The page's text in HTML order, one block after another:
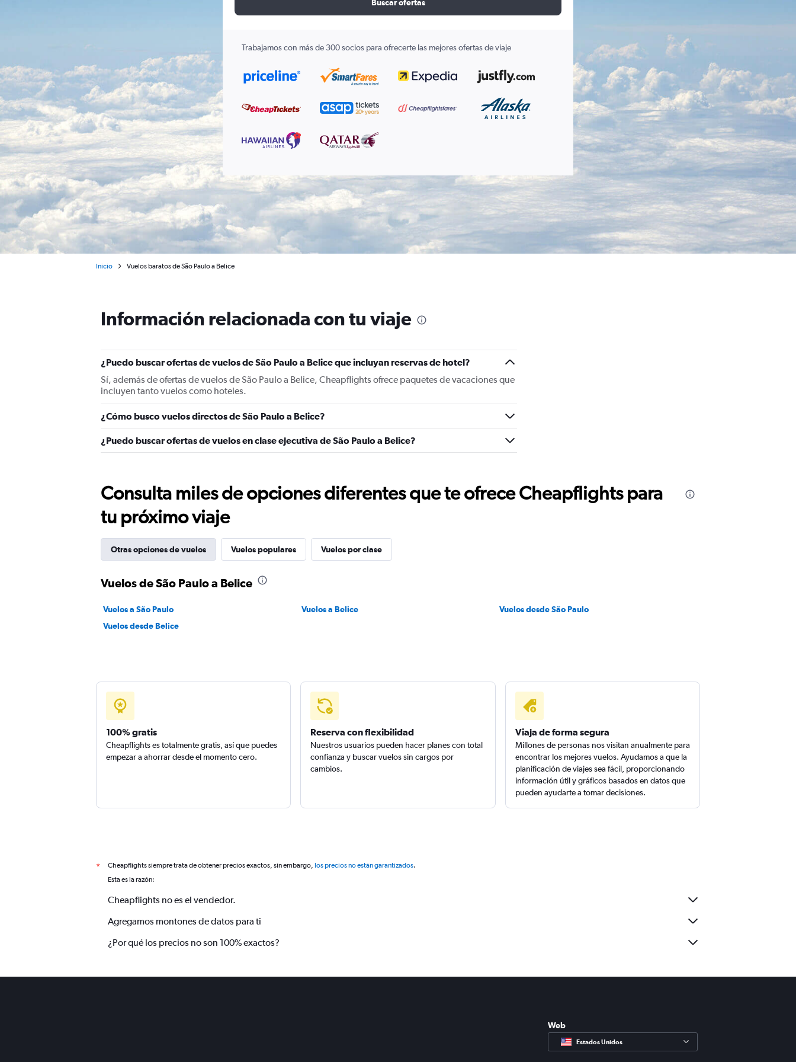
Buscar ofertas
Trabajamos con más de 300 socios para ofrecerte las mejores ofertas de viaje
Inicio Vuelos baratos de São Paulo a Belice
Información relacionada con tu viaje
¿Puedo buscar ofertas de vuelos de São Paulo a Belice que incluyan reservas de hotel?
Sí, además de ofertas de vuelos de São Paulo a Belice, Cheapflights ofrece paquetes de vacaciones que
incluyen tanto vuelos como hoteles.
¿Cómo busco vuelos directos de São Paulo a Belice?
¿Puedo buscar ofertas de vuelos en clase ejecutiva de São Paulo a Belice?
Consulta miles de opciones diferentes que te ofrece Cheapflights para
tu próximo viaje
Otras opciones de vuelos Vuelos populares Vuelos por clase
Vuelos de São Paulo a Belice
Vuelos a São Paulo Vuelos a Belice
Vuelos desde São Paulo
Vuelos desde Belice
100% gratis
Cheapflights es totalmente gratis, así que puedes
empezar a ahorrar desde el momento cero.
Reserva con flexibilidad
Nuestros usuarios pueden hacer planes con total
confianza y buscar vuelos sin cargos por
cambios.
Viaja de forma segura
Millones de personas nos visitan anualmente para
encontrar los mejores vuelos. Ayudamos a que la
planificación de viajes sea fácil, proporcionando
información útil y gráficos basados en datos que
pueden ayudarte a tomar decisiones.
* Cheapflights siempre trata de obtener precios exactos, sin embargo, los precios no están garantizados.
Esta es la razón:
Cheapflights no es el vendedor.
Agregamos montones de datos para ti
¿Por qué los precios no son 100% exactos?
Web
Estados Unidos